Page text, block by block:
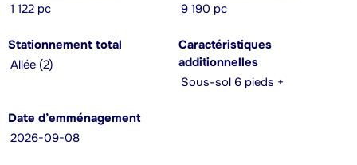
1 122 pc
9 190 pc
Stationnement total
Allée (2)
Caractéristiques
additionnelles
Sous-sol 6 pieds +
Date d’emménagement
2026-09-08